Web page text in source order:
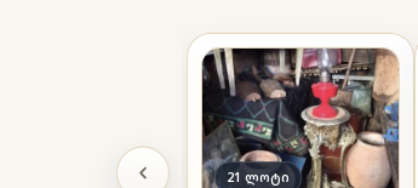
21 ლოტი